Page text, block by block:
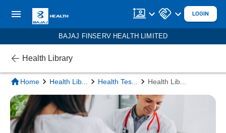
LOGIN
BAJAJ FINSERV HEALTH LIMITED
Health Library
Home Health Lib Health Tes Health Lib